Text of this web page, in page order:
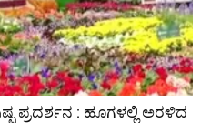
ಪ್ರದರ್ಶನ : ಹೂಗಳಲ್ಲಿ ಅರಳಿದ